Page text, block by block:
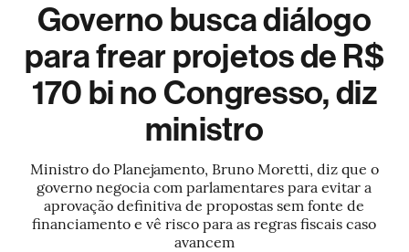
Governo busca diálogo
para frear projetos de R$
170 bi no Congresso, diz
ministro
Ministro do Planejamento, Bruno Moretti, diz que o
governo negocia com parlamentares para evitar a
aprovação definitiva de propostas sem fonte de
financiamento e vê risco para as regras fiscais caso
avancem